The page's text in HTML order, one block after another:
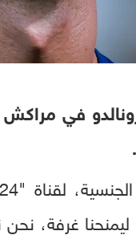
في
من الحصول على فندق
غرفة،